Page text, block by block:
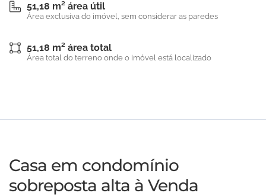
51,18 m² área útil
Área exclusiva do imóvel, sem considerar as paredes
51,18 m² área total
Área total do terreno onde o imóvel está localizado
Casa em condomínio
sobreposta alta à Venda